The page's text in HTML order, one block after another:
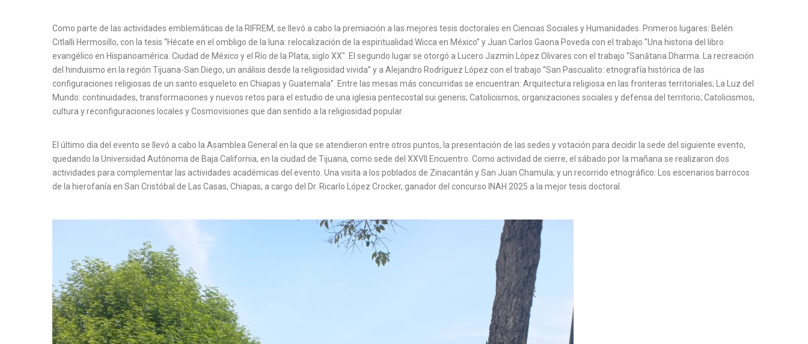
Como parte de las actividades emblemáticas de la RIFREM, se llevó a cabo la premiación a las mejores tesis doctorales en Ciencias Sociales y Humanidades. Primeros lugares: Belén
Citlalli Hermosillo, con la tesis “Hécate en el ombligo de la luna: relocalización de la espiritualidad Wicca en México” y Juan Carlos Gaona Poveda con el trabajo "Una historia del libro
evangélico en Hispanoamérica. Ciudad de México y el Río de la Plata, siglo XX". El segundo lugar se otorgó a Lucero Jazmín López Olivares con el trabajo “Sanātana Dharma. La recreación
del hinduismo en la región Tijuana-San Diego, un análisis desde la religiosidad vivida” y a Alejandro Rodríguez López con el trabajo “San Pascualito: etnografía histórica de las
configuraciones religiosas de un santo esqueleto en Chiapas y Guatemala”. Entre las mesas más concurridas se encuentran: Arquitectura religiosa en las fronteras territoriales; La Luz del
Mundo: continuidades, transformaciones y nuevos retos para el estudio de una iglesia pentecostal sui generis; Catolicismos, organizaciones sociales y defensa del territorio; Catolicismos,
cultura y reconfiguraciones locales y Cosmovisiones que dan sentido a la religiosidad popular.
El último día del evento se llevó a cabo la Asamblea General en la que se atendieron entre otros puntos, la presentación de las sedes y votación para decidir la sede del siguiente evento,
quedando la Universidad Autónoma de Baja California, en la ciudad de Tijuana, como sede del XXVII Encuentro. Como actividad de cierre, el sábado por la mañana se realizaron dos
actividades para complementar las actividades académicas del evento. Una visita a los poblados de Zinacantán y San Juan Chamula; y un recorrido etnográfico: Los escenarios barrocos
de la hierofanía en San Cristóbal de Las Casas, Chiapas, a cargo del Dr. Ricarlo López Crocker, ganador del concurso INAH 2025 a la mejor tesis doctoral.